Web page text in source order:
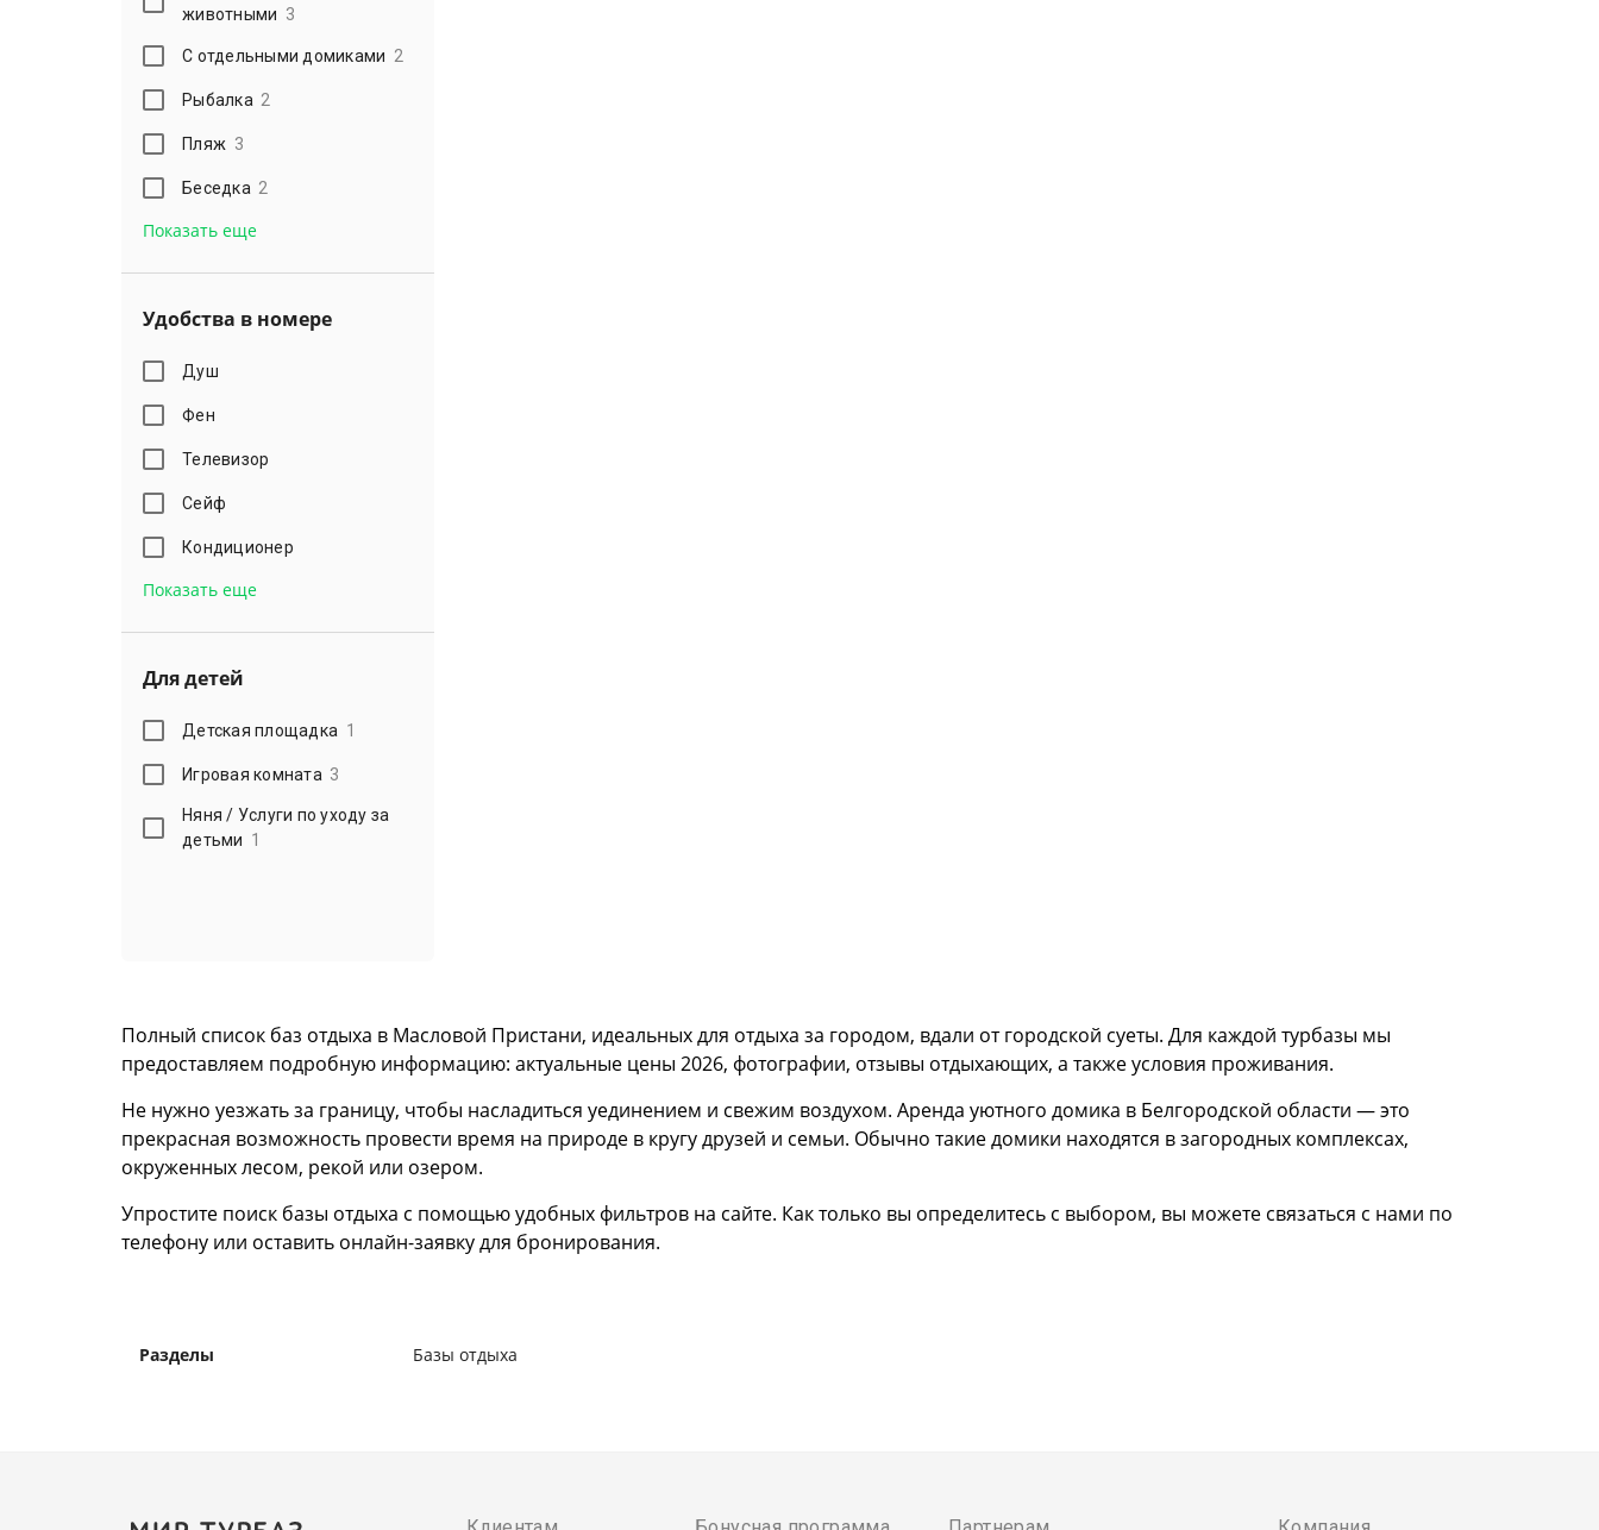
животными 3
С отдельными домиками 2
Рыбалка 2
Пляж 3
Беседка 2
Показать еще
Удобства в номере
Душ
Фен
Телевизор
Сейф
Кондиционер
Показать еще
Для детей
Детская площадка 1
Игровая комната 3
Няня / Услуги по уходу за
детьми 1
Полный список баз отдыха в Масловой Пристани, идеальных для отдыха за городом, вдали от городской суеты. Для каждой турбазы мы
предоставляем подробную информацию: актуальные цены 2026, фотографии, отзывы отдыхающих, а также условия проживания.
Не нужно уезжать за границу, чтобы насладиться уединением и свежим воздухом. Аренда уютного домика в Белгородской области — это
прекрасная возможность провести время на природе в кругу друзей и семьи. Обычно такие домики находятся в загородных комплексах,
окруженных лесом, рекой или озером.
Упростите поиск базы отдыха с помощью удобных фильтров на сайте. Как только вы определитесь с выбором, вы можете связаться с нами по
телефону или оставить онлайн-заявку для бронирования.
Разделы Базы отдыха